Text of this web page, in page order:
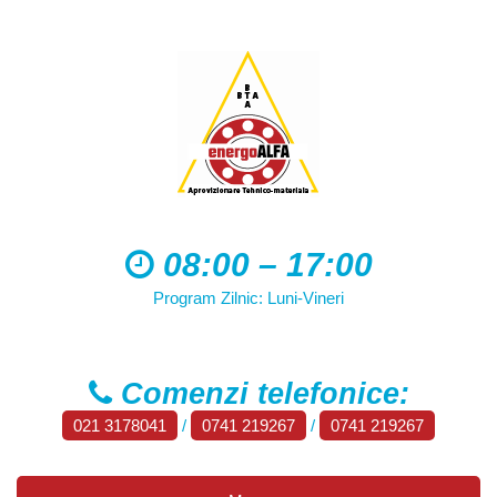
08:00 – 17:00
Program Zilnic: Luni-Vineri
Comenzi telefonice:
021 3178041 / 0741 219267 / 0741 219267